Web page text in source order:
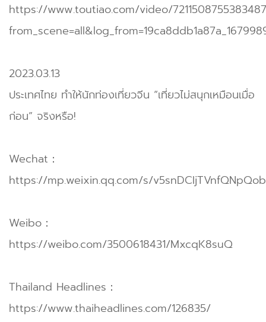
https://www.toutiao.com/video/
2023.03.13
ประเทศไทย ทำให้นักท่องเที่ยวจีน “เที่ยวไม่สนุกเหมือนเมื่อ
ก่อน” จริงหรือ!
Wechat：
https://mp.weixin.qq.com/s/
Weibo：
https://weibo.com/3500618431/MxcqK8suQ
Thailand Headlines：
https://www.thaiheadlines.com/126835/